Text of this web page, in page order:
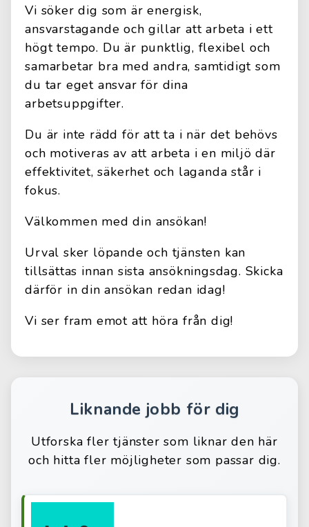
Vi söker dig som är energisk,
ansvarstagande och gillar att arbeta i ett
högt tempo. Du är punktlig, flexibel och
samarbetar bra med andra, samtidigt som
du tar eget ansvar för dina
arbetsuppgifter.
Du är inte rädd för att ta i när det behövs
och motiveras av att arbeta i en miljö där
effektivitet, säkerhet och laganda står i
fokus.
Välkommen med din ansökan!
Urval sker löpande och tjänsten kan
tillsättas innan sista ansökningsdag. Skicka
därför in din ansökan redan idag!
Vi ser fram emot att höra från dig!
Liknande jobb för dig
Utforska fler tjänster som liknar den här
och hitta fler möjligheter som passar dig.